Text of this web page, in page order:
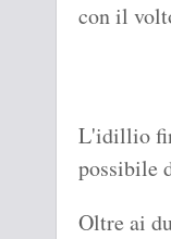
con il
L'idillio
possibile
Oltre ai